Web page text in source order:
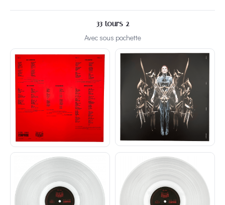
33 tours 2
Avec sous pochette